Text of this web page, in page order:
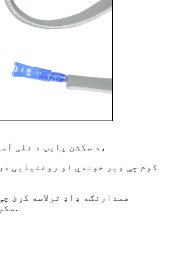
د سکشن پایپ د نلی آستین سره راځي،
کوم چې ډیر خوندي او روغتیایی
همدارنګه ډاډ ترلاسه کړئ
سکریچ شوی نه دی.